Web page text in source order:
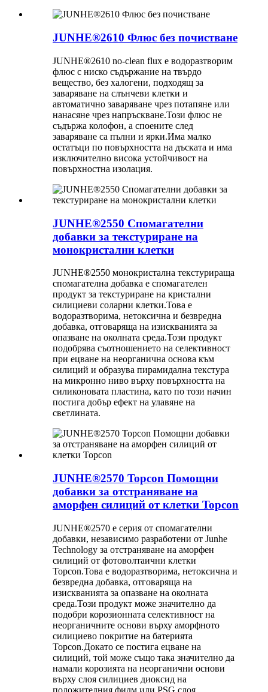
JUNHE®2610 Флюс без почистване
JUNHE®2610 no-clean flux е водоразтворим
флюс с ниско съдържание на твърдо
вещество, без халогени, подходящ за
заваряване на слънчеви клетки и
автоматично заваряване чрез потапяне или
нанасяне чрез напръскване.Този флюс не
съдържа колофон, а споените след
заваряване са пълни и ярки.Има малко
остатъци по повърхността на дъската и има
изключително висока устойчивост на
повърхностна изолация.
JUNHE®2550 Спомагателни
добавки за текстуриране на
монокристални клетки
JUNHE®2550 монокристална текстурираща
спомагателна добавка е спомагателен
продукт за текстуриране на кристални
силициеви соларни клетки.Това е
водоразтворима, нетоксична и безвредна
добавка, отговаряща на изискванията за
опазване на околната среда.Този продукт
подобрява съотношението на селективност
при ецване на неорганична основа към
силиций и образува пирамидална текстура
на микронно ниво върху повърхността на
силиконовата пластина, като по този начин
постига добър ефект на улавяне на
светлината.
JUNHE®2570 Topcon Помощни
добавки за отстраняване на
аморфен силиций от клетки Topcon
JUNHE®2570 е серия от спомагателни
добавки, независимо разработени от Junhe
Technology за отстраняване на аморфен
силиций от фотоволтаични клетки
Topcon.Това е водоразтворима, нетоксична и
безвредна добавка, отговаряща на
изискванията за опазване на околната
среда.Този продукт може значително да
подобри корозионната селективност на
неорганичните основи върху аморфното
силициево покритие на батерията
Topcon.Докато се постига ецване на
силиций, той може също така значително да
намали корозията на неорганични основи
върху слоя силициев диоксид на
положителния филм или PSG слоя.